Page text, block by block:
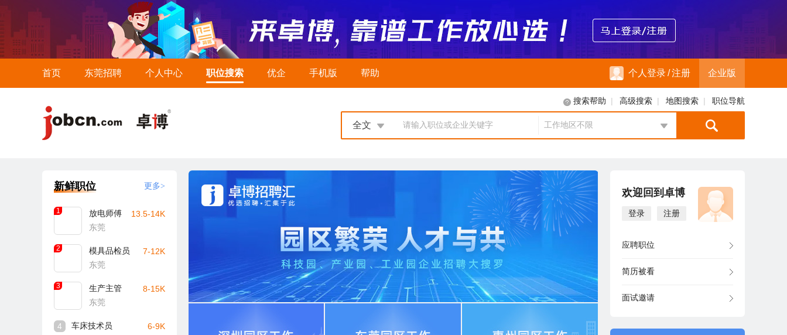
首页 东莞招聘 个人中心 职位搜索 优企 手机版 帮助 个人登录/注册 企业版
搜索帮助 | 高级搜索 | 地图搜索 | 职位导航
请输入职位或企业关键字
全文 工作地区不限
新鲜职位 更多>
1
放电师傅
东莞
13.5-14K
2
模具品检员
东莞
7-12K
3
生产主管
东莞
8-15K
4 车床技术员 6-9K
欢迎回到卓博
登录 注册
应聘职位
简历被看
面试邀请